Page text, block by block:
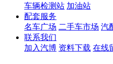
车辆检测站 加油站
配套服务
名车广场 二手车市场 汽
联系我们
加入汽博 资料下载 在线